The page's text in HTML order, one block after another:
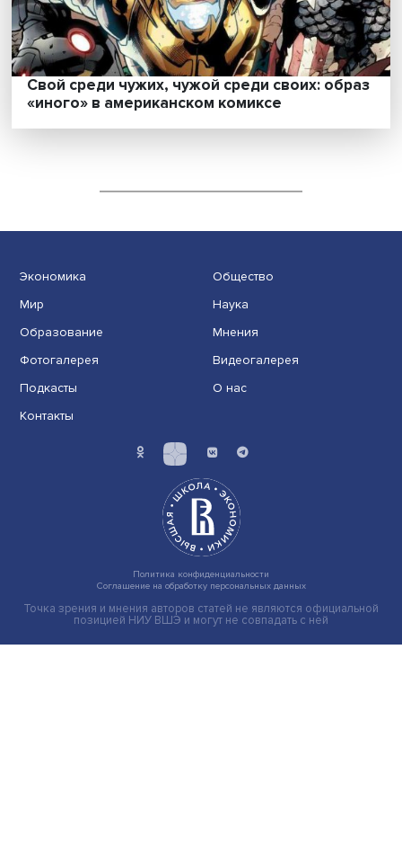
Сэндвич-поколение: портрет российской
женщины в условиях двойной
нагрузки
Свой среди чужих, чужой среди своих:
«иного» в американском комиксе
Экономика Общество
Мир
Наука